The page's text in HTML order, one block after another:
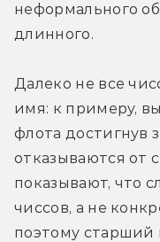
неформального
длинного.
Далеко не все
имя: к примеру,
флота достигнув
отказываются от
показывают, что
чиссов, а не
поэтому старший